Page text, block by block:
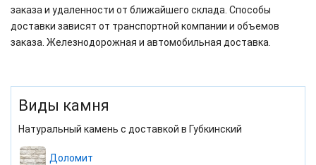
заказа и удаленности от ближайшего склада. Способы
доставки зависят от транспортной компании и объемов
заказа. Железнодорожная и автомобильная доставка.
Виды камня
Натуральный камень с доставкой в Губкинский
Доломит